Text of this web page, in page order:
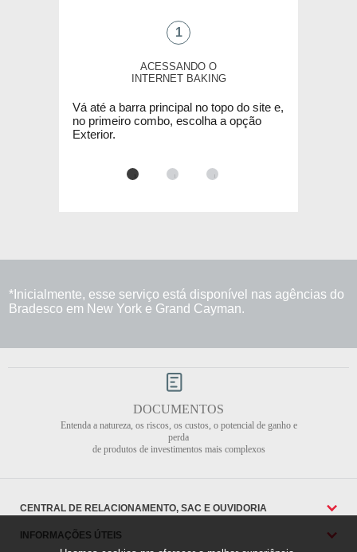
1
ACESSANDO O
INTERNET BAKING
Vá até a barra principal no topo do site e,
no primeiro combo, escolha a opção
Exterior.
*Inicialmente, esse serviço está disponível nas agências do
Bradesco em New York e Grand Cayman.
DOCUMENTOS
Entenda a natureza, os riscos, os custos, o potencial de ganho e
perda
de produtos de investimentos mais complexos
CENTRAL DE RELACIONAMENTO, SAC E OUVIDORIA
INFORMAÇÕES ÚTEIS